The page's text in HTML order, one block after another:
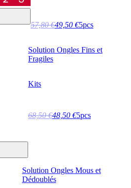
57,80 €49,50 €5pcs
Solution Ongles Fins et
Fragiles
Kits
68,50 €48,50 €5pcs
Solution Ongles Mous et
Dédoublés